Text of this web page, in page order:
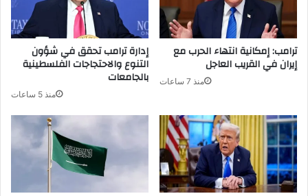
إدارة ترامب تحقق في شؤون
التنوع والاحتجاجات الفلسطينية
بالجامعات
منذ 5 ساعات
ترامب: إمكانية انتهاء الحرب مع
إيران في القريب العاجل
منذ 7 ساعات